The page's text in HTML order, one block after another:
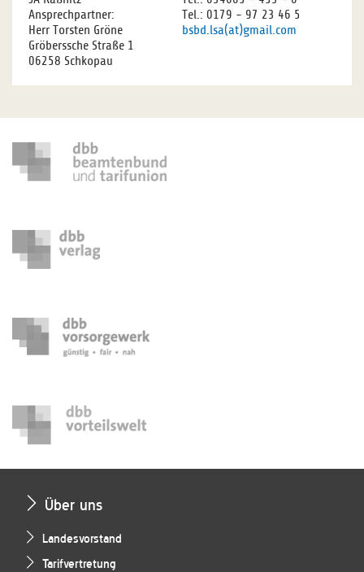
Ansprechpartner:
Herr Torsten Gröne
Gröberssche Straße 1
06258 Schkopau
Tel.: 0179 - 97 23 46 5
bsbd.lsa(at)gmail.com
Über uns
Landesvorstand
Tarifvertretung